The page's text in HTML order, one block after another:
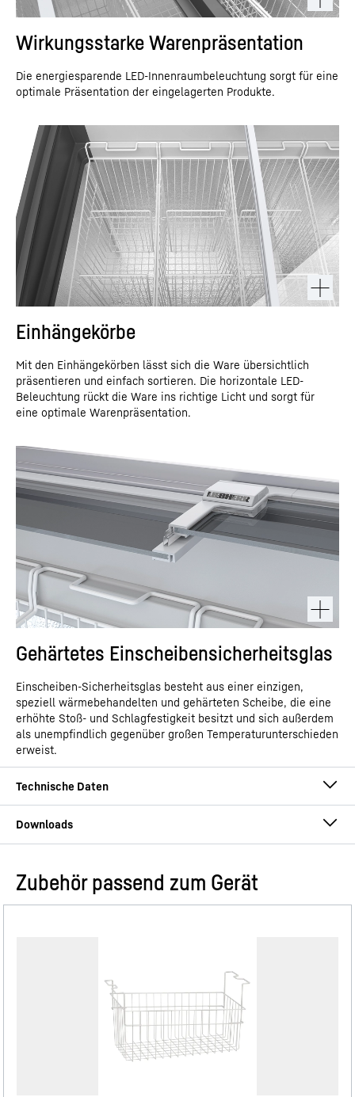
Wirkungsstarke Warenpräsentation
Die energiesparende LED-Innenraumbeleuchtung sorgt für eine
optimale Präsentation der eingelagerten Produkte.
Einhängekörbe
Mit den Einhängekörben lässt sich die Ware übersichtlich
präsentieren und einfach sortieren. Die horizontale LED-
Beleuchtung rückt die Ware ins richtige Licht und sorgt für
eine optimale Warenpräsentation.
Gehärtetes Einscheibensicherheitsglas
Einscheiben-Sicherheitsglas besteht aus einer einzigen,
speziell wärmebehandelten und gehärteten Scheibe, die eine
erhöhte Stoß- und Schlagfestigkeit besitzt und sich außerdem
als unempfindlich gegenüber großen Temperaturunterschieden
erweist.
Produktgruppe
Eiscreme-Gefriertruhe
Vertriebsartikelnummer 993114351
Gebrauchsanweisung
Datenblatt
Zubehör passend zum Gerät